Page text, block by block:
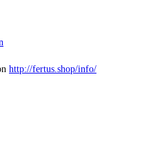
http://fertus.shop/info/